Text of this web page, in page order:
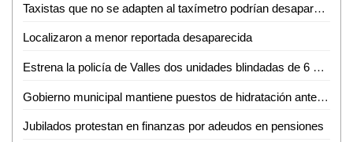
Taxistas que no se adapten al taxímetro podrían desaparecer del mercado en Valles
Localizaron a menor reportada desaparecida
Estrena la policía de Valles dos unidades blindadas de 6 millones de pesos
Gobierno municipal mantiene puestos de hidratación ante altas temperaturas en Ciudad Valles
Jubilados protestan en finanzas por adeudos en pensiones